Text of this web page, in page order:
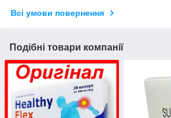
Всі умови повернення
Подібні товари компанії